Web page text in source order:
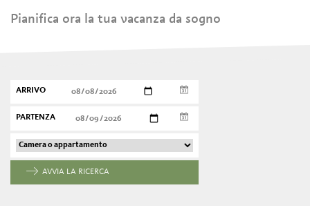
Pianifica ora la tua vacanza da sogno
ARRIVO
PARTENZA
AVVIA LA RICERCA